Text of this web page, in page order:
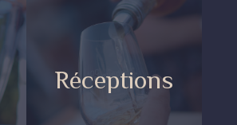
Réceptions